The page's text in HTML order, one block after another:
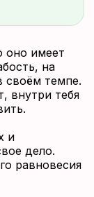
оно имеет
на
своём темпе.
внутри тебя
и
дело.
равновесия